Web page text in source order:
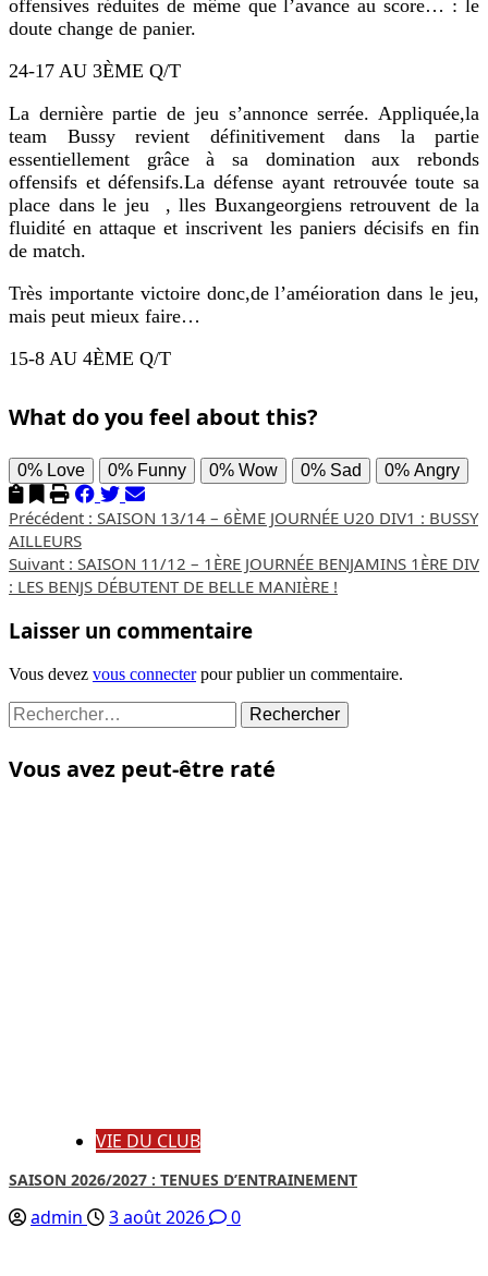
offensives réduites de même que l’avance au score… : le
doute change de panier.
24-17 AU 3ÈME Q/T
La dernière partie de jeu s’annonce serrée. Appliquée,la
team Bussy revient définitivement dans la partie
essentiellement grâce à sa domination aux rebonds
offensifs et défensifs.La défense ayant retrouvée toute sa
place dans le jeu , lles Buxangeorgiens retrouvent de la
fluidité en attaque et inscrivent les paniers décisifs en fin
de match.
Très importante victoire donc,de l’améioration dans le jeu,
mais peut mieux faire…
15-8 AU 4ÈME Q/T
What do you feel about this?
0% Love 0% Funny 0% Wow 0% Sad 0% Angry
Navigation
d’article
Précédent : SAISON 13/14 – 6ÈME JOURNÉE U20 DIV1 : BUSSY
AILLEURS
Suivant : SAISON 11/12 – 1ÈRE JOURNÉE BENJAMINS 1ÈRE DIV
: LES BENJS DÉBUTENT DE BELLE MANIÈRE !
Laisser un commentaire
Vous devez vous connecterpour publier un commentaire.
Rechercher :
Vous avez peut-être raté
VIE DU CLUB
SAISON 2026/2027 : TENUES D’ENTRAINEMENT
admin 3 août 2026 0